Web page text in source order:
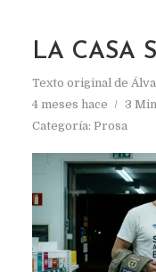
LA CASA
Texto original de
4 meses hace
3
Categoría: Prosa